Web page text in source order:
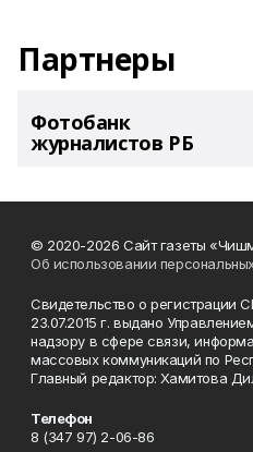
Партнеры
Фотобанк
журналистов РБ
© 2020-2026 Сайт газеты
Об использовании
Свидетельство о регистрации
23.07.2015 г. выдано
надзору в сфере связи,
массовых коммуникаций по
Главный редактор: Хамитова
Телефон
8 (347 97) 2-06-86